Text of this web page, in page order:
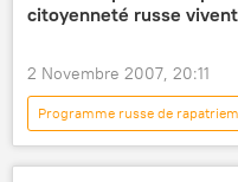
citoyenneté russe
2 Novembre 2007, 20:11
Programme russe de
International